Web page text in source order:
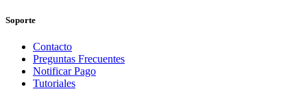
Soporte
Contacto
Preguntas Frecuentes
Notificar Pago
Tutoriales